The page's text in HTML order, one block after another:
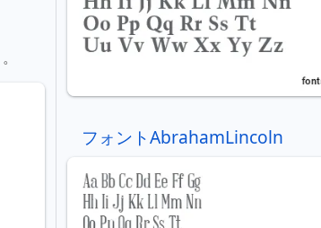
フォントAbrahamLincoln